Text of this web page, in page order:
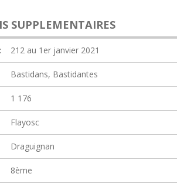
SUPPLEMENTAIRES
212 au 1er janvier 2021
Bastidans, Bastidantes
1 176
Flayosc
Draguignan
8ème